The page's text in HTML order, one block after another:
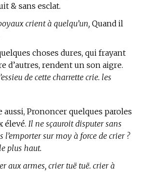
& sans esclat.
crient à quelqu’un, Quand il
choses dures, qui frayant
d’autres, rendent un son aigre.
de cette charrette crie. les
aussi, Prononcer quelques paroles
élevé. Il ne sçauroit disputer sans
l’emporter sur moy à force de crier ?
plus haut.
aux armes, crier tuë tuë. crier à